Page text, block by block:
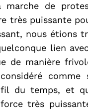
de
très puissante
nous étions
lien
de manière
comme
du temps, et
très